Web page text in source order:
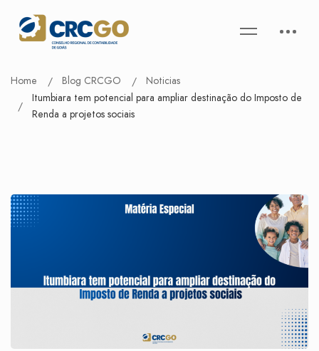
Home Blog CRCGO
Noticias
Itumbiara tem potencial para ampliar destinação do Imposto de
Renda a projetos sociais